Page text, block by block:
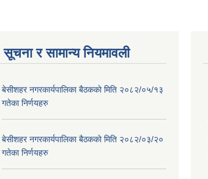
सूचना र सामान्य नियमावली
बे‍‍सीशहर नगरकार्यपालिका बैठककाे मिति २०८२/०५/१३
गतेका निर्णयहरु
बे‍‍सीशहर नगरकार्यपालिका बैठककाे मिति २०८२/०३/२०
गतेका निर्णयहरु